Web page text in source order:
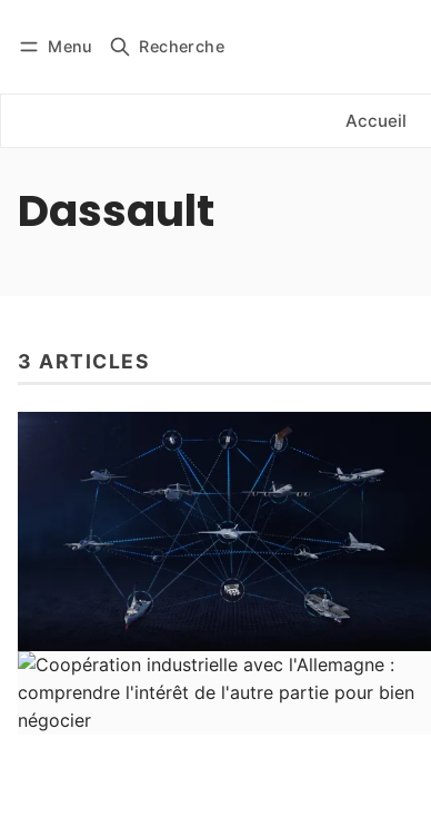
Menu Recherche
Accueil
Se connecter
Dassault
3 ARTICLES